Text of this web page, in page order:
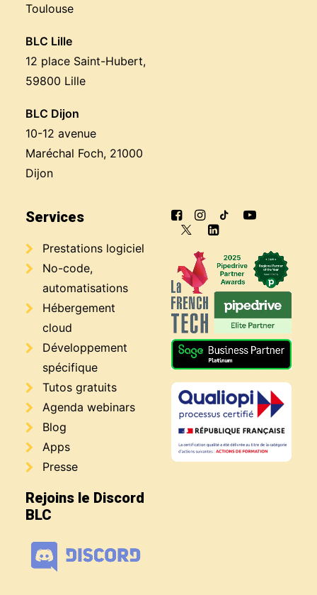
Toulouse
BLC Lille
12 place Saint-Hubert,
59800 Lille
BLC Dijon
10-12 avenue
Maréchal Foch, 21000
Dijon
Services
Prestations logiciel
No-code,
automatisations
Hébergement
cloud
Développement
spécifique
Tutos gratuits
Agenda webinars
Blog
Apps
Presse
Rejoins le Discord
BLC